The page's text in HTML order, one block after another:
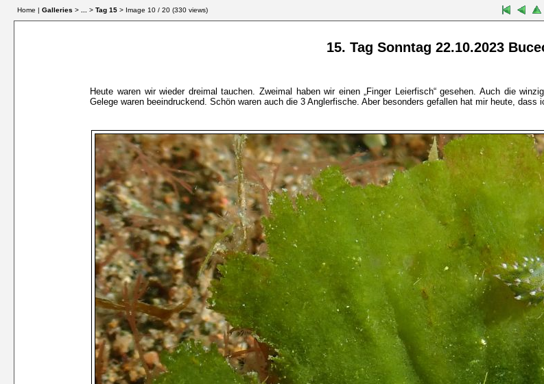
Home | Galleries > > Tag 15 > Image 10 / 20 (330 views)
15. Tag Sonntag 22.10.2023
Heute waren wir wieder dreimal tauchen. Zweimal haben wir einen „Finger Leierfisch“ gesehen. Auch die
Gelege waren beeindruckend. Schön waren auch die 3 Anglerfische. Aber besonders gefallen hat mir heute,